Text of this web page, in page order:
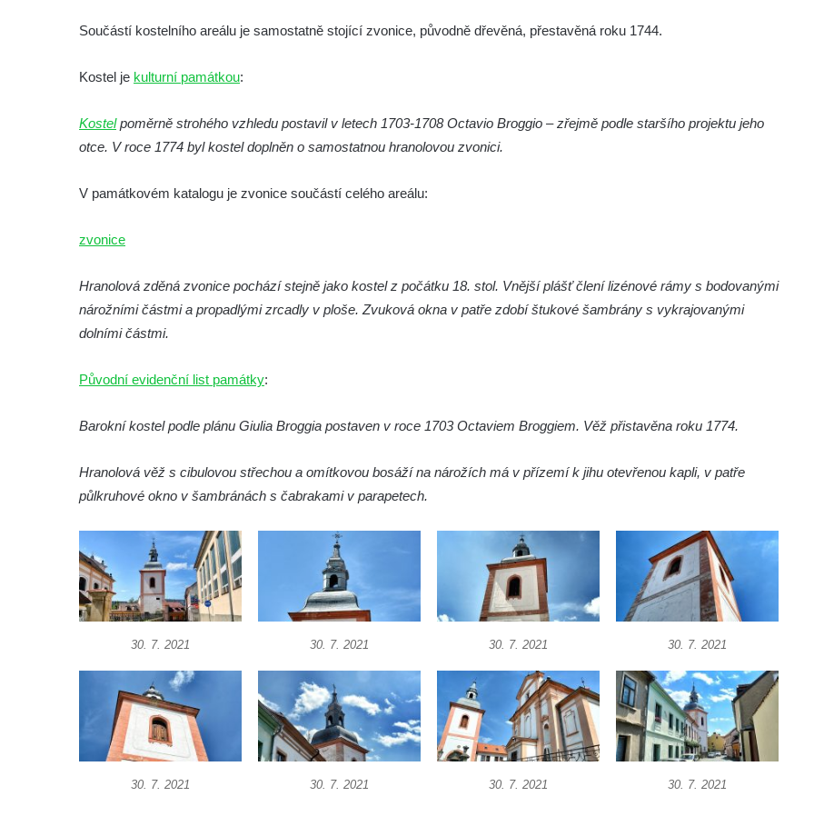
Zvonice u kostela svatého Jakuba v
Dřevěná zvonička před domem čp. 109 v
Zvonice církve československé husitské v
Zvonička před kostelem Narození Panny
Marie v Libochovanech
Kryštofově Údolí
Ředhošti
Zvonice na fontáně v atriu magistrátu v Ústí
nad Labem
Zvonice v Petrovicích
Zvonice u kostela svatých Petra a Pavla v
Horním Prysku
Zvonice na Dědkově odpočinku u Naděje
Zvonice u kostela svaté Ludmily v Mělníku
Kamenná zvonice na zahradě domu ev.č.
54 v Jiřetíně pod Jedlovou
Zvonice v Pytlíkově
Zvonice u kostela svatého Valentina v
Součástí kostelního areálu je samostatně stojící zvonice, původně dřevěná, přestavěná roku 1744.
Kostel je kulturní památkou:
Kostelpoměrně strohého vzhledu postavil v letech 1703-1708 Octavio Broggio – zřejmě podle staršího projektu jeho
otce. V roce 1774 byl kostel doplněn o samostatnou hranolovou zvonici.
V památkovém katalogu je zvonice součástí celého areálu:
zvonice
Hranolová zděná zvonice pochází stejně jako kostel z počátku 18. stol. Vnější plášť člení lizénové rámy s bodovanými
nárožními částmi a propadlými zrcadly v ploše. Zvuková okna v patře zdobí štukové šambrány s vykrajovanými
dolními částmi.
Původní evidenční list památky:
Barokní kostel podle plánu Giulia Broggia postaven v roce 1703 Octaviem Broggiem. Věž přistavěna roku 1774.
Hranolová věž s cibulovou střechou a omítkovou bosáží na nárožích má v přízemí k jihu otevřenou kapli, v patře
půlkruhové okno v šambránách s čabrakami v parapetech.
30. 7. 2021 30. 7. 2021 30. 7. 2021 30. 7. 2021
30. 7. 2021 30. 7. 2021 30. 7. 2021 30. 7. 2021